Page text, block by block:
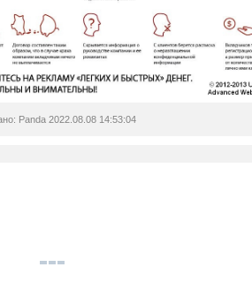
Panda 2022.08.08 14:53:04